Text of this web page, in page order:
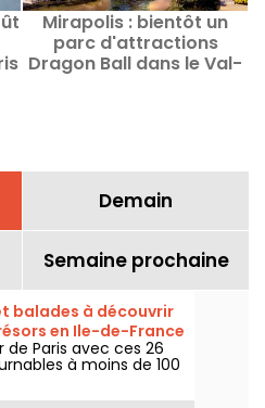
Mirapolis : bientôt un
parc d'attractions
Dragon Ball dans le Val-
Demain
Semaine prochaine
balades à découvrir
en Ile-de-France
Paris avec ces 26
à moins de 100